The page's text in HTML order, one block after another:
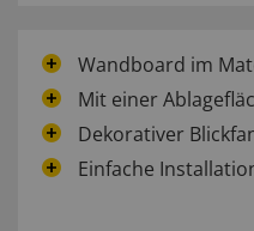
Wandboard im
Mit einer
Dekorativer
Einfache